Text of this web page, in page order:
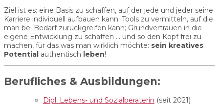
Ziel ist es: eine Basis zu schaffen, auf der jede und jeder seine
Karriere individuell aufbauen kann; Tools zu vermitteln, auf die
man bei Bedarf zurückgreifen kann; Grundvertrauen in die
eigene Entwicklung zu schaffen … und so den Kopf frei zu
machen, für das was man wirklich möchte: sein kreatives
Potential authentisch leben!
Berufliches & Ausbildungen:
Dipl. Lebens- und Sozialberaterin (seit 2021)